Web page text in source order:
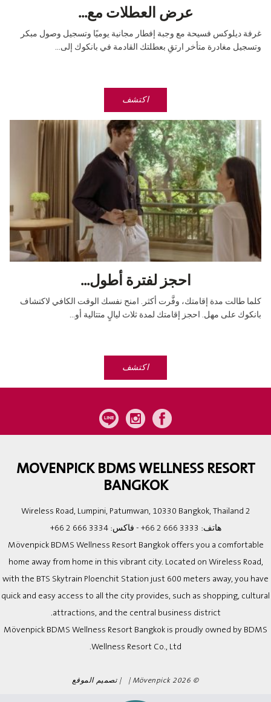
عرض العطلات مع...
غرفة ديلوكس فسيحة مع وجبة إفطار مجانية يوميًا وتسجيل وصول مبكر
وتسجيل مغادرة متأخر ارتقِ بعطلتك القادمة في بانكوك إلى...
اكتشف
احجز لفترة أطول...
كلما طالت مدة إقامتك، وفَّرت أكثر. امنح نفسك الوقت الكافي لاكتشاف
بانكوك على مهل. احجز إقامتك لمدة ثلاث ليالٍ متتالية أو...
اكتشف
MOVENPICK BDMS WELLNESS RESORT
BANGKOK
2 Wireless Road, Lumpini, Patumwan, 10330 Bangkok, Thailand
هاتف: +66 2 666 3333 - فاكس:+66 2 666 3334
Mövenpick BDMS Wellness Resort Bangkok offers you a comfortable
home away from home in this vibrant city. Located on Wireless Road,
with the BTS Skytrain Ploenchit Station just 600 meters away, you have
quick and easy access to all the city provides, such as shopping, cultural
attractions, and the central business district.
Mövenpick BDMS Wellness Resort Bangkok is proudly owned by BDMS
Wellness Resort Co., Ltd.
© 2026 Mövenpick | | تصميم الموقع